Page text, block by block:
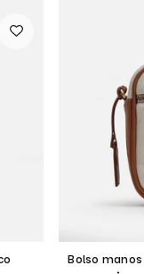
Bolso